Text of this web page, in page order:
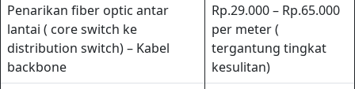
Penarikan fiber optic antar
lantai ( core switch ke
distribution switch) – Kabel
backbone
Rp.29.000 – Rp.65.000
per meter (
tergantung tingkat
kesulitan)